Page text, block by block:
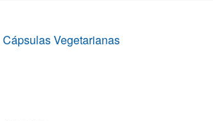
Vegetarianas